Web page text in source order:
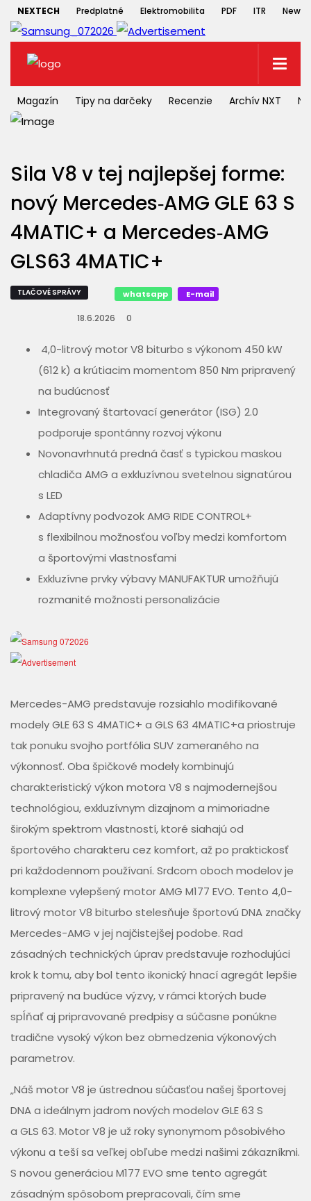
NEXTECH Predplatné Elektromobilita PDF ITR
Magazín Tipy na darčeky Recenzie Archív NXT
Sila V8 v tej najlepšej forme:
nový Mercedes‑AMG GLE 63 S
4MATIC+ a Mercedes‑AMG
GLS63 4MATIC+
TLAČOVÉ SPRÁVY whatsapp E-mail
18.6.2026 0
4,0-litrový motor V8 biturbo s výkonom 450 kW
(612 k) a krútiacim momentom 850 Nm pripravený
na budúcnosť
Integrovaný štartovací generátor (ISG) 2.0
podporuje spontánny rozvoj výkonu
Novonavrhnutá predná časť s typickou maskou
chladiča AMG a exkluzívnou svetelnou signatúrou
s LED
Adaptívny podvozok AMG RIDE CONTROL+
s flexibilnou možnosťou voľby medzi komfortom
a športovými vlastnosťami
Exkluzívne prvky výbavy MANUFAKTUR umožňujú
rozmanité možnosti personalizácie
Mercedes-AMG predstavuje rozsiahlo modifikované
modely GLE 63 S 4MATIC+ a GLS 63 4MATIC+a priostruje
tak ponuku svojho portfólia SUV zameraného na
výkonnosť. Oba špičkové modely kombinujú
charakteristický výkon motora V8 s najmodernejšou
technológiou, exkluzívnym dizajnom a mimoriadne
širokým spektrom vlastností, ktoré siahajú od
športového charakteru cez komfort, až po praktickosť
pri každodennom používaní. Srdcom oboch modelov je
komplexne vylepšený motor AMG M177 EVO. Tento 4,0-
litrový motor V8 biturbo stelesňuje športovú DNA značky
Mercedes-AMG v jej najčistejšej podobe. Rad
zásadných technických úprav predstavuje rozhodujúci
krok k tomu, aby bol tento ikonický hnací agregát lepšie
pripravený na budúce výzvy, v rámci ktorých bude
spĺňať aj pripravované predpisy a súčasne ponúkne
tradične vysoký výkon bez obmedzenia výkonových
parametrov.
„Náš motor V8 je ústrednou súčasťou našej športovej
DNA a ideálnym jadrom nových modelov GLE 63 S
a GLS 63. Motor V8 je už roky synonymom pôsobivého
výkonu a teší sa veľkej obľube medzi našimi zákazníkmi.
S novou generáciou M177 EVO sme tento agregát
zásadným spôsobom prepracovali, čím sme